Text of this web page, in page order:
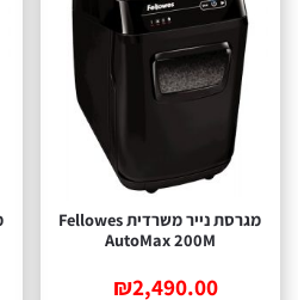
מגרסת נייר משרדית Fellowes
AutoMax 200M
₪2,490.00